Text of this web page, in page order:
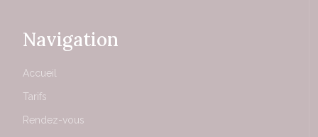
Navigation
Accueil
Tarifs
Rendez-vous